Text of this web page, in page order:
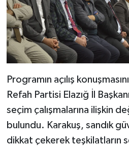
Programın açılış
Refah Partisi Elazığ İl
seçim çalışmalarına ilişkin
bulundu. Karakuş, sandık
dikkat çekerek teşkilatların